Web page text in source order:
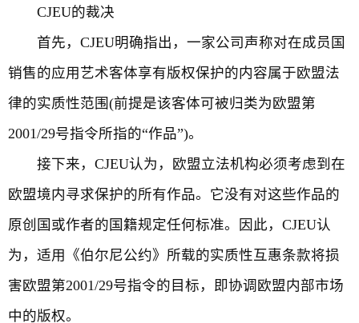
CJEU的裁决
首先，CJEU明确指出，一家公司声称对在成员国
销售的应用艺术客体享有版权保护的内容属于欧盟法
律的实质性范围(前提是该客体可被归类为欧盟第
2001/29号指令所指的“作品”)。
接下来，CJEU认为，欧盟立法机构必须考虑到在
欧盟境内寻求保护的所有作品。它没有对这些作品的
原创国或作者的国籍规定任何标准。因此，CJEU认
为，适用《伯尔尼公约》所载的实质性互惠条款将损
害欧盟第2001/29号指令的目标，即协调欧盟内部市场
中的版权。